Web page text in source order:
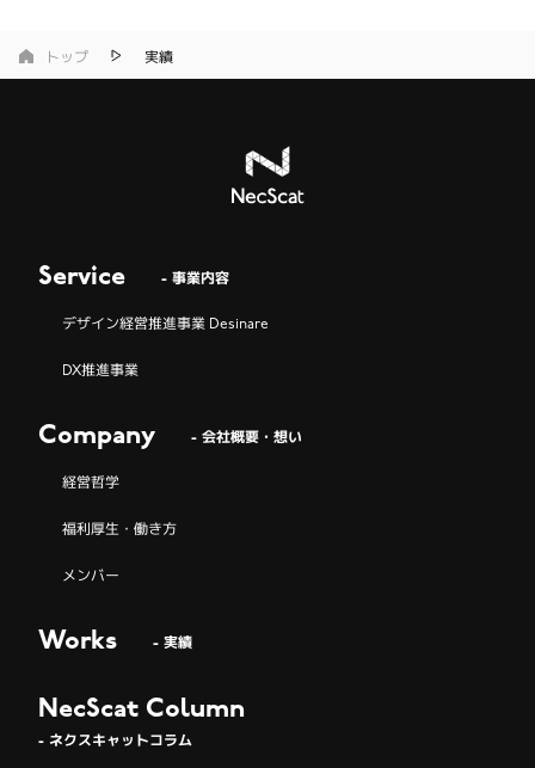
トップ 実績
Service - 事業内容
デザイン経営推進事業 Desinare
DX推進事業
Company - 会社概要・想い
経営哲学
福利厚生・働き方
メンバー
Works - 実績
NecScat Column
- ネクスキャットコラム